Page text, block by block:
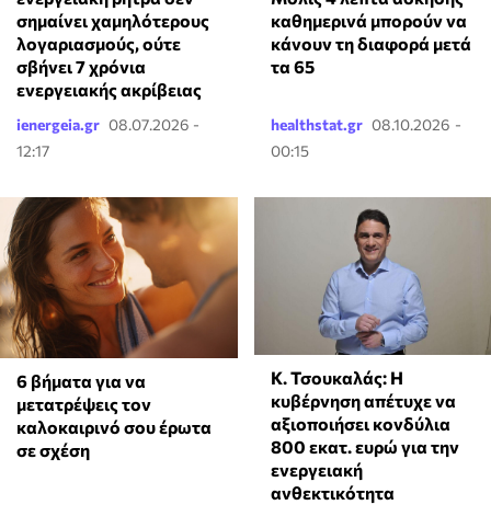
σημαίνει χαμηλότερους
λογαριασμούς, ούτε
σβήνει 7 χρόνια
ενεργειακής ακρίβειας
ienergeia.gr 08.07.2026 -
12:17
καθημερινά μπορούν να
κάνουν τη διαφορά μετά
τα 65
healthstat.gr 08.10.2026 -
00:15
6 βήματα για να
μετατρέψεις τον
καλοκαιρινό σου έρωτα
σε σχέση
Κ. Τσουκαλάς: Η
κυβέρνηση απέτυχε να
αξιοποιήσει κονδύλια
800 εκατ. ευρώ για την
ενεργειακή
ανθεκτικότητα